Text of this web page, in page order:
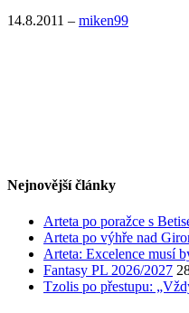
14.8.2011 – miken99
Nejnovější články
Arteta po poražce s
Arteta po výhře nad
Arteta: Excelence musí
Fantasy PL 2026/2027
Tzolis po přestupu: